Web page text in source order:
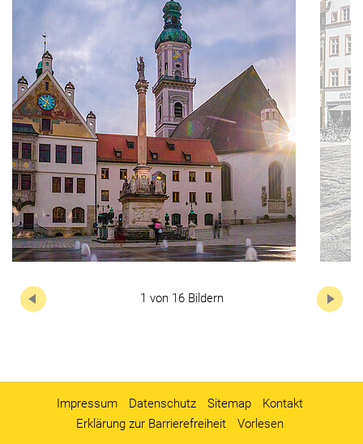
Nächste1 von 16 Bildern
Impressum Datenschutz Sitemap
Kontakt
Erklärung zur Barrierefreiheit
Vorlesen